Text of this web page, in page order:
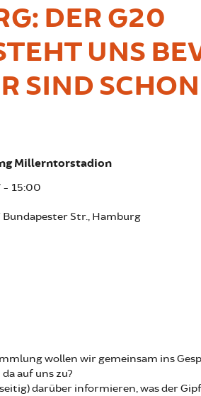
DER G20
UNS
SIND SCHON
Millerntorstadion
- 15:00
Str., Hamburg
wollen wir gemeinsam ins
auf uns zu?
darüber informieren, was der